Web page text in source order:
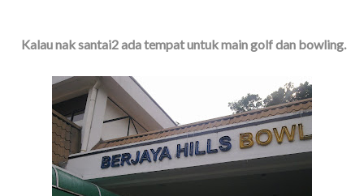
Kalau nak santai2 ada tempat untuk main golf dan bowling.